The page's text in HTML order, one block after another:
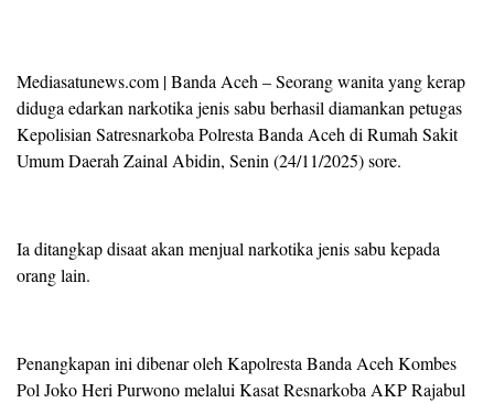
Mediasatunews.com | Banda Aceh – Seorang wanita yang kerap
diduga edarkan narkotika jenis sabu berhasil diamankan petugas
Kepolisian Satresnarkoba Polresta Banda Aceh di Rumah Sakit
Umum Daerah Zainal Abidin, Senin (24/11/2025) sore.
Ia ditangkap disaat akan menjual narkotika jenis sabu kepada
orang lain.
Penangkapan ini dibenar oleh Kapolresta Banda Aceh Kombes
Pol Joko Heri Purwono melalui Kasat Resnarkoba AKP Rajabul